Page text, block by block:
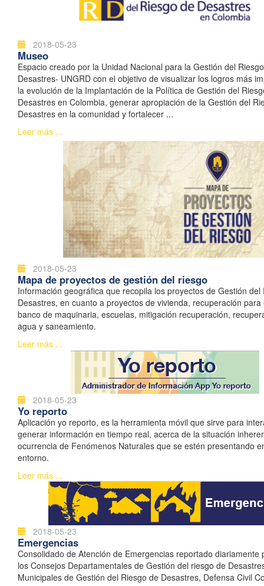
2018-05-23
Museo
Espacio creado por la Unidad Nacional para la Gestión del
Desastres- UNGRD con el objetivo de visualizar los logros más
la evolución de la Implantación de la Política de Gestión del
Desastres en Colombia, generar apropiación de la Gestión del
Desastres en la comunidad y fortalecer ...
Leer más ...
2018-05-23
Mapa de proyectos de gestión del riesgo
Información geográfica que recopila los proyectos de Gestión del
Desastres, en cuanto a proyectos de vivienda, recuperación para
banco de maquinaria, escuelas, mitigación recuperación,
agua y saneamiento.
Leer más ...
2018-05-23
Yo reporto
Aplicación yo reporto, es la herramienta móvil que sirve para
generar información en tiempo real, acerca de la situación
ocurrencia de Fenómenos Naturales que se estén presentando
entorno.
Leer más ...
2018-05-23
Emergencias
Consolidado de Atención de Emergencias reportado diariamente
los Consejos Departamentales de Gestión del riesgo de
Municipales de Gestión del Riesgo de Desastres, Defensa Civil